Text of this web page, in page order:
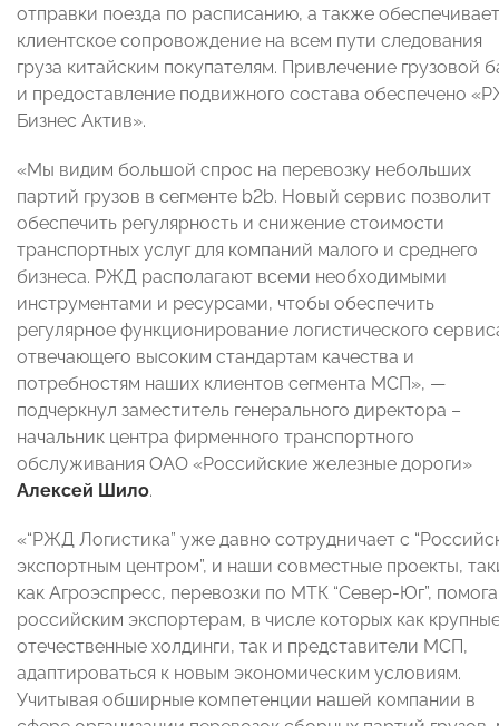
отправки поезда по расписанию, а также обеспечивает
клиентское сопровождение на всем пути следования
груза китайским покупателям. Привлечение грузовой
и предоставление подвижного состава обеспечено
Бизнес Актив».
«Мы видим большой спрос на перевозку небольших
партий грузов в сегменте b2b. Новый сервис позволит
обеспечить регулярность и снижение стоимости
транспортных услуг для компаний малого и среднего
бизнеса. РЖД располагают всеми необходимыми
инструментами и ресурсами, чтобы обеспечить
регулярное функционирование логистического
отвечающего высоким стандартам качества и
потребностям наших клиентов сегмента МСП», —
подчеркнул заместитель генерального директора –
начальник центра фирменного транспортного
обслуживания ОАО «Российские железные дороги»
Алексей Шило.
«“РЖД Логистика” уже давно сотрудничает с
экспортным центром”, и наши совместные проекты,
как Агроэспресс, перевозки по МТК “Север-Юг”,
российским экспортерам, в числе которых как
отечественные холдинги, так и представители МСП,
адаптироваться к новым экономическим условиям.
Учитывая обширные компетенции нашей компании в